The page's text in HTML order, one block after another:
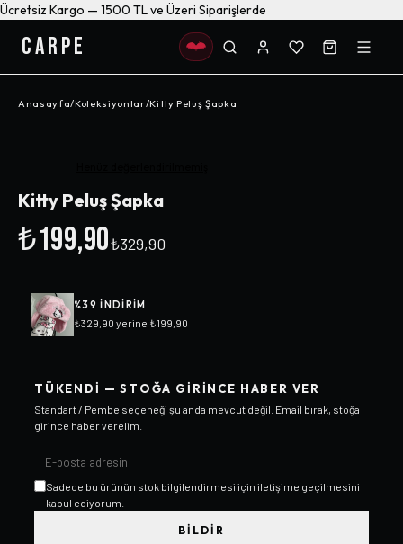
Ücretsiz Kargo — 1500 TL ve Üzeri Siparişlerde
CARPE
Anasayfa/Koleksiyonlar/Kitty Peluş Şapka
Kitty Peluş Şapka
₺199,90₺329,90
%39 INDIRIM
₺329,90 yerine ₺199,90
TÜKENDI — STOĞA GIRINCE HABER VER
Standart / Pembe seçeneği şu anda mevcut değil. Email bırak, stoğa
girince haber verelim.
Sadece bu ürünün stok bilgilendirmesi için iletişime geçilmesini
kabul ediyorum.
BILDIR